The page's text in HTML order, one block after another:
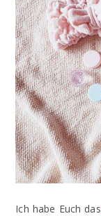
Ich habe Euch das